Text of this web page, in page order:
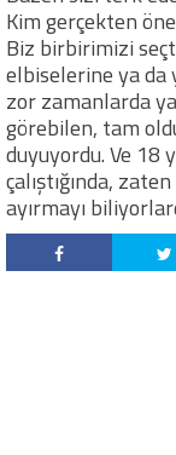
Kim gerçekten
Biz birbirimizi
elbiselerine ya da
zor zamanlarda
görebilen, tam
duyuyordu. Ve 18
çalıştığında,
ayırmayı